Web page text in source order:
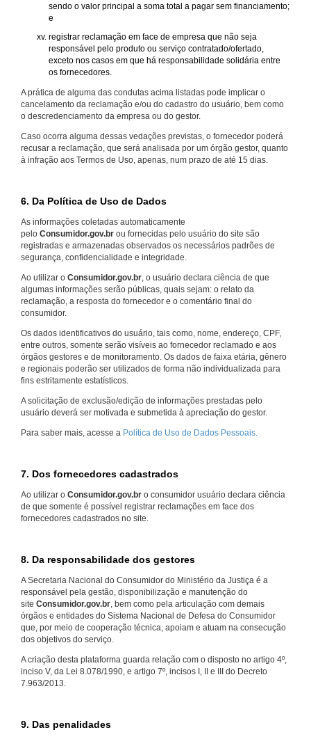
sendo o valor principal a soma total a pagar sem financiamento;
e
registrar reclamação em face de empresa que não seja
responsável pelo produto ou serviço contratado/ofertado,
exceto nos casos em que há responsabilidade solidária entre
os fornecedores.
A prática de alguma das condutas acima listadas pode implicar o
cancelamento da reclamação e/ou do cadastro do usuário, bem como
o descredenciamento da empresa ou do gestor.
Caso ocorra alguma dessas vedações previstas, o fornecedor poderá
recusar a reclamação, que será analisada por um órgão gestor, quanto
à infração aos Termos de Uso, apenas, num prazo de até 15 dias.
6. Da Política de Uso de Dados
As informações coletadas automaticamente
pelo Consumidor.gov.br ou fornecidas pelo usuário do site são
registradas e armazenadas observados os necessários padrões de
segurança, confidencialidade e integridade.
Ao utilizar o Consumidor.gov.br , o usuário declara ciência de que
algumas informações serão públicas, quais sejam: o relato da
reclamação, a resposta do fornecedor e o comentário final do
consumidor.
Os dados identificativos do usuário, tais como, nome, endereço, CPF,
entre outros, somente serão visíveis ao fornecedor reclamado e aos
órgãos gestores e de monitoramento. Os dados de faixa etária, gênero
e regionais poderão ser utilizados de forma não individualizada para
fins estritamente estatísticos.
A solicitação de exclusão/edição de informações prestadas pelo
usuário deverá ser motivada e submetida à apreciação do gestor.
Para saber mais, acesse a Política de Uso de Dados Pessoais.
7. Dos fornecedores cadastrados
Ao utilizar o Consumidor.gov.br o consumidor usuário declara ciência
de que somente é possível registrar reclamações em face dos
fornecedores cadastrados no site.
8. Da responsabilidade dos gestores
A Secretaria Nacional do Consumidor do Ministério da Justiça é a
responsável pela gestão, disponibilização e manutenção do
site Consumidor.gov.br, bem como pela articulação com demais
órgãos e entidades do Sistema Nacional de Defesa do Consumidor
que, por meio de cooperação técnica, apoiam e atuam na consecução
dos objetivos do serviço.
A criação desta plataforma guarda relação com o disposto no artigo 4º,
inciso V, da Lei 8.078/1990, e artigo 7º, incisos I, II e III do Decreto
7.963/2013.
9. Das penalidades